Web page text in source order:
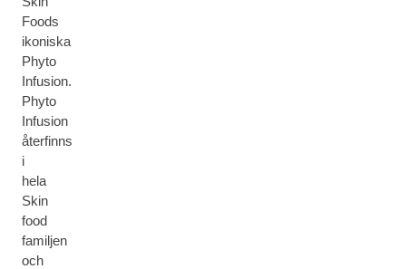
Foods
ikoniska
Phyto
Infusion.
Phyto
Infusion
återfinns
i
hela
Skin
food
familjen
och